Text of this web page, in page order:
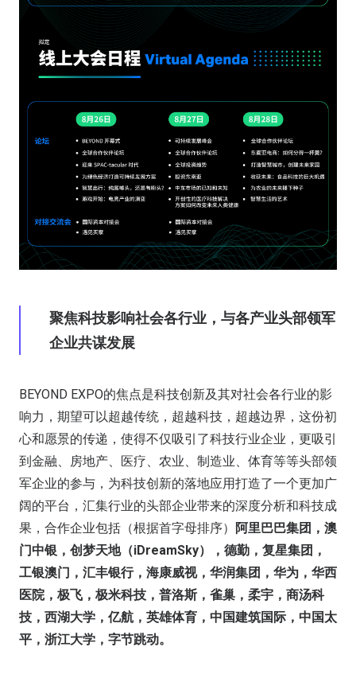
聚焦科技影响社会各行业，与各产业头部领军
企业共谋发展
BEYOND EXPO的焦点是科技创新及其对社会各行业的影
响力，期望可以超越传统，超越科技，超越边界，这份初
心和愿景的传递，使得不仅吸引了科技行业企业，更吸引
到金融、房地产、医疗、农业、制造业、体育等等头部领
军企业的参与，为科技创新的落地应用打造了一个更加广
阔的平台，汇集行业的头部企业带来的深度分析和科技成
果，合作企业包括（根据首字母排序）
阿里巴巴集团，澳
门中银，创梦天地（iDreamSky），德勤，复星集团，
工银澳门，汇丰银行，海康威视，华润集团，华为，华西
医院，极飞，极米科技，普洛斯，雀巢，柔宇，商汤科
技，西湖大学，亿航，英雄体育，中国建筑国际，中国太
平，浙江大学，字节跳动。